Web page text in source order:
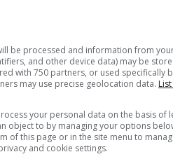
sípání, kašel, nachlazení,
bronchitida
ovzduší čtvrtý panel
předpověď pylu pro
Forst.
be processed and information from
and other device data) may be
with 750 partners, or used specifically
may use precise geolocation data.
your personal data on the basis of
object to by managing your options
of this page or in the site menu to
and cookie settings.